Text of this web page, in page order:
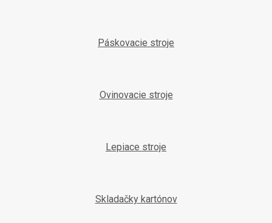
Páskovacie stroje
Ovinovacie stroje
Lepiace stroje
Skladačky kartónov